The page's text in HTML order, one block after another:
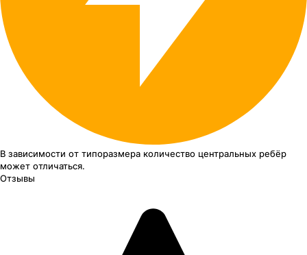
В зависимости от типоразмера количество центральных ребёр
может отличаться.
Отзывы